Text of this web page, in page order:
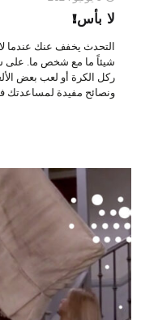
لا بأس!
التحدث يخفف عنك عندما
شيئاً ما مع شخص ما. على
ركل الكرة أو لعب بعض
ونصائح مفيدة لمساعدتك